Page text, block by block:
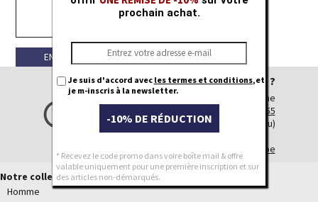
Avez-vous besoin d'aide ?
Téléphone
+32 (0)54 56 69 55
(Pendant les horaires de bureau)
webshop@leecooper.be
Notre collection
Homme
prochain achat.
Je suis d'accord avec les termes et conditions,et
je m-inscris à la newsletter.
-10% DE RÉDUCTION
* Recevez le code promo dans voire boîte mail & offre
valable uniquement pour une première inscription et sur
des articles non-démarqués.